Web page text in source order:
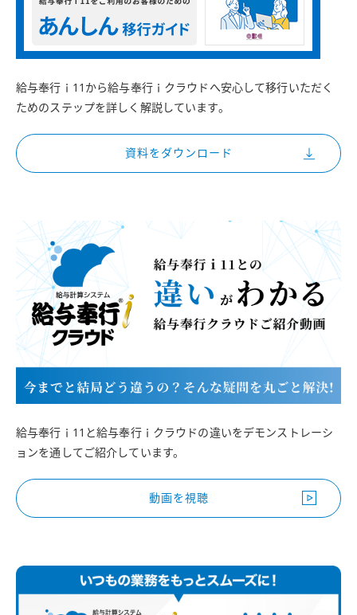
給与奉行ｉ11から給与奉行ｉクラウドへ安心して移行いただく
ためのステップを詳しく解説しています。
資料をダウンロード
給与奉行ｉ11と給与奉行ｉクラウドの違いをデモンストレーシ
ョンを通してご紹介しています。
動画を視聴